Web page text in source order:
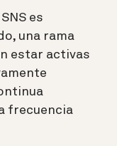
es
una rama
estar activas
frecuencia